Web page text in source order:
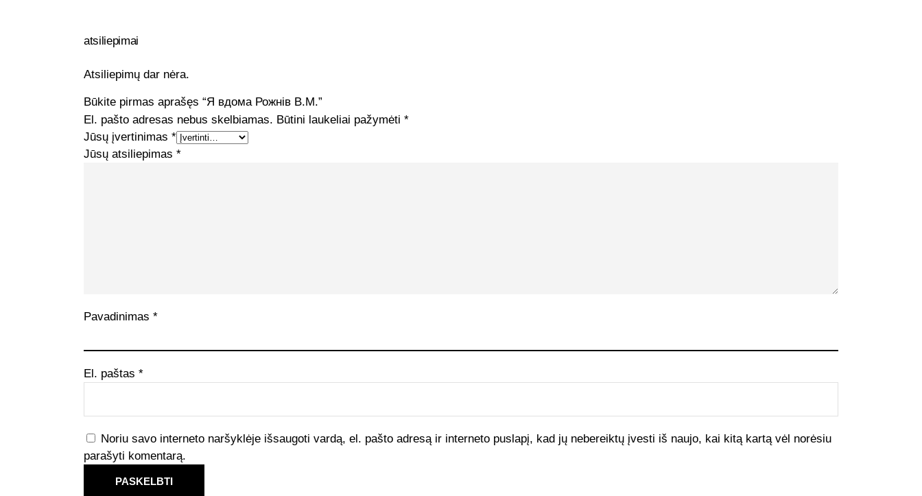
atsiliepimai
Atsiliepimų dar nėra.
Būkite pirmas aprašęs “Я вдома Рожнів В.М.”
El. pašto adresas nebus skelbiamas. Būtini laukeliai pažymėti *
Jūsų įvertinimas *
Jūsų atsiliepimas *
Pavadinimas *
El. paštas *
Noriu savo interneto naršyklėje išsaugoti vardą, el. pašto adresą ir interneto puslapį, kad jų nebereiktų įvesti iš naujo, kai kitą kartą vėl norėsiu
parašyti komentarą.